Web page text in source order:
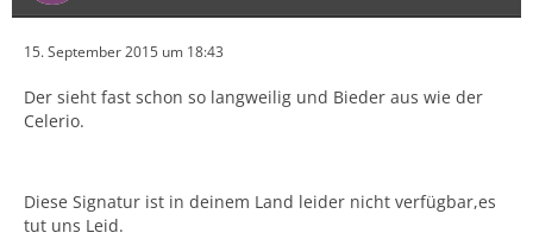
15. September 2015 um 18:43
Der sieht fast schon so langweilig und Bieder aus wie der
Celerio.
Diese Signatur ist in deinem Land leider nicht verfügbar,es
tut uns Leid.